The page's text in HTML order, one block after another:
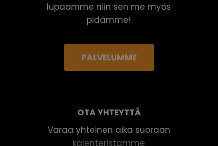
lupaamme niin sen me myös
pidämme!
PALVELUMME
OTA YHTEYTTÄ
Varaa yhteinen aika suoraan
kalenteristamme